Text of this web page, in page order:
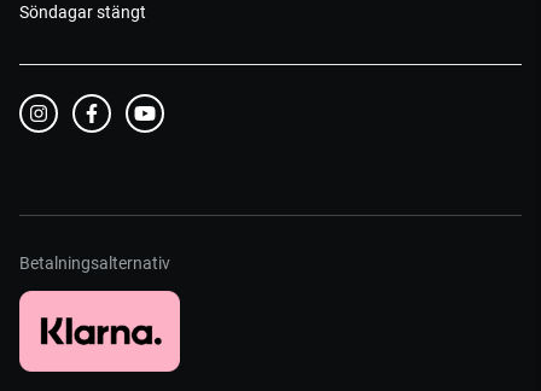
Söndagar stängt
Betalningsalternativ